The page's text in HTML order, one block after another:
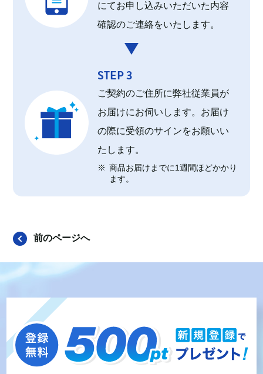
にてお申し込みいただいた内容
確認のご連絡をいたします。
STEP 3
ご契約のご住所に弊社従業員が
お届けにお伺いします。お届け
の際に受領のサインをお願いい
たします。
商品お届けまでに1週間ほどかかり
ます。
前のページへ